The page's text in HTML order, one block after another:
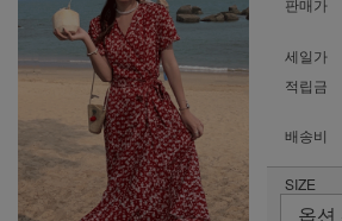
판매가
세일가
적립금
배송비
SIZE